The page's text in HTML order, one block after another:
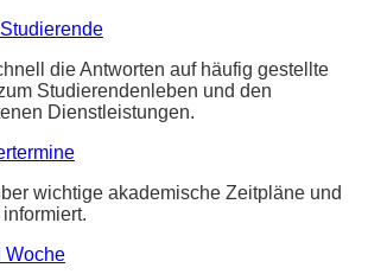
die Antworten auf häufig gestellte
Studierendenleben und den
Dienstleistungen.
wichtige akademische Zeitpläne und
Woche